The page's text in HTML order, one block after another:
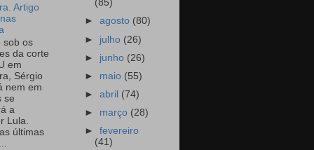
Artigo
sob os
da corte
em
Sérgio
nem em
se
a
Lula.
últimas
(85)
►agosto (80)
► julho (26)
► junho (26)
► maio (55)
►abril (74)
► março (28)
►fevereiro
(41)